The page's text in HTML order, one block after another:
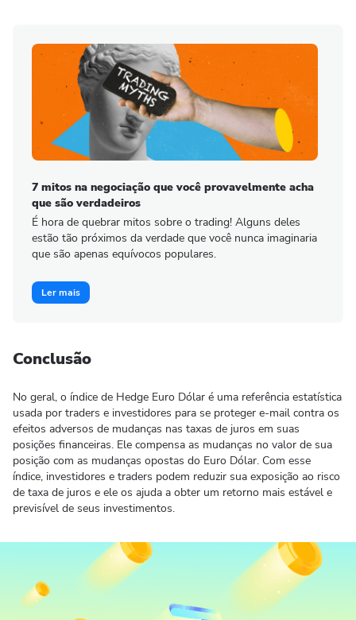
7 mitos na negociação que você provavelmente acha
que são verdadeiros
É hora de quebrar mitos sobre o trading! Alguns deles
estão tão próximos da verdade que você nunca imaginaria
que são apenas equívocos populares.
Ler mais
Conclusão
No geral, o índice de Hedge Euro Dólar é uma referência estatística
usada por traders e investidores para se proteger e-mail contra os
efeitos adversos de mudanças nas taxas de juros em suas
posições financeiras. Ele compensa as mudanças no valor de sua
posição com as mudanças opostas do Euro Dólar. Com esse
índice, investidores e traders podem reduzir sua exposição ao risco
de taxa de juros e ele os ajuda a obter um retorno mais estável e
previsível de seus investimentos.